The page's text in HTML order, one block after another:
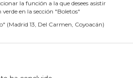
la función a la que desees asistir
en la sección "Boletos"
" (Madrid 13, Del Carmen, Coyoacán)